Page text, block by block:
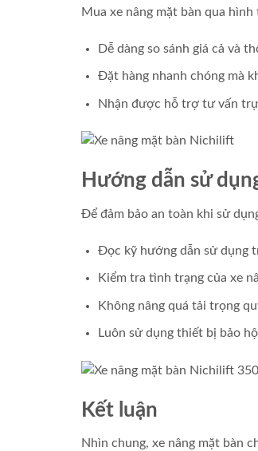
Mua xe nâng mặt bàn qua
Dễ dàng so sánh giá cả và
Đặt hàng nhanh chóng mà
Nhận được hỗ trợ tư vấn
Hướng dẫn sử
Để đảm bảo an toàn khi sử
Đọc kỹ hướng dẫn sử dụng
Kiểm tra tình trạng của xe
Không nâng quá tải trọng
Luôn sử dụng thiết bị bảo
Kết luận
Nhìn chung, xe nâng mặt bàn